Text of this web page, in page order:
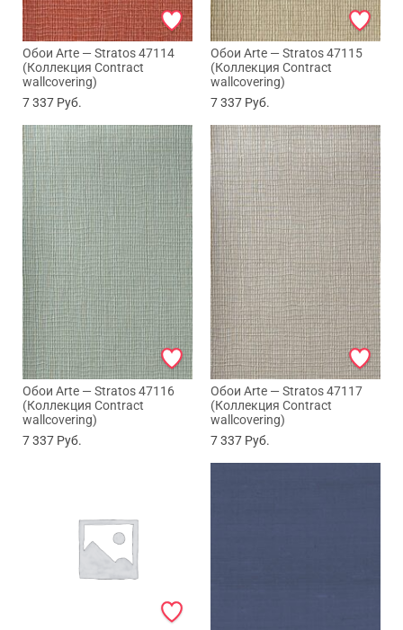
Обои Arte — Stratos 47114
(Коллекция Contract
wallcovering)
7 337 Руб.
Обои Arte — Stratos 47115
(Коллекция Contract
wallcovering)
7 337 Руб.
Обои Arte — Stratos 47116
(Коллекция Contract
wallcovering)
7 337 Руб.
Обои Arte — Stratos 47117
(Коллекция Contract
wallcovering)
7 337 Руб.